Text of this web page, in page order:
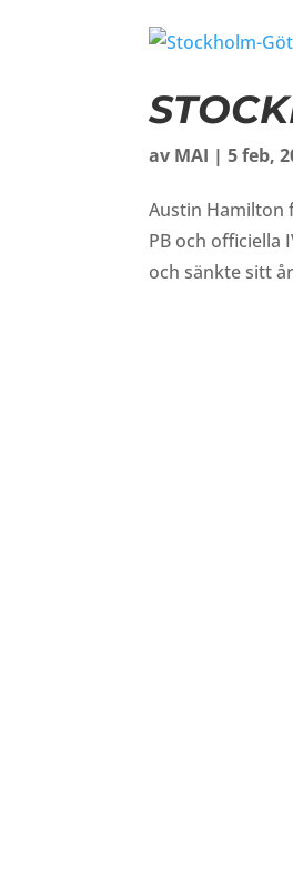
av MAI |5 feb,
Austin Hamilton
PB och officiella
och sänkte sitt